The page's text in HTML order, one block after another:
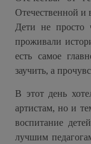
Отечественной и
Дети не
проживали
есть самое
заучить, а
В этот день
артистам, но и
воспитание
лучшим